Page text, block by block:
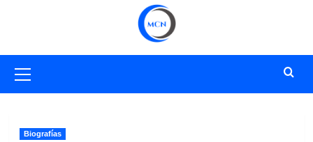
primario
Biografías